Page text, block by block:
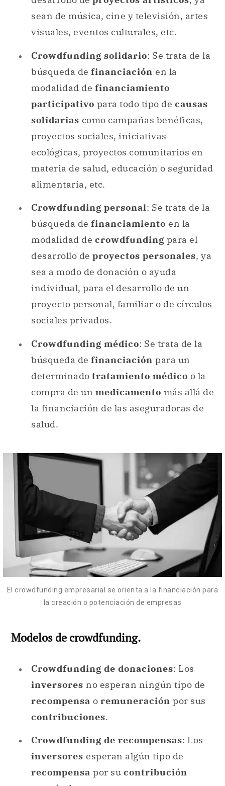
sean de música, cine y televisión, artes
visuales, eventos culturales, etc.
Crowdfunding solidario: Se trata de la
búsqueda de financiación en la
modalidad de financiamiento
participativo para todo tipo de causas
solidarias como campañas benéficas,
proyectos sociales, iniciativas
ecológicas, proyectos comunitarios en
materia de salud, educación o seguridad
alimentaria, etc.
Crowdfunding personal: Se trata de la
búsqueda de financiamiento en la
modalidad de crowdfunding para el
desarrollo de proyectos personales, ya
sea a modo de donación o ayuda
individual, para el desarrollo de un
proyecto personal, familiar o de círculos
sociales privados.
Crowdfunding médico: Se trata de la
búsqueda de financiación para un
determinado tratamiento médico o la
compra de un medicamento más allá de
la financiación de las aseguradoras de
salud.
El crowdfunding empresarial se orienta a la financiación para
la creación o potenciación de empresas
Modelos de crowdfunding.
Crowdfunding de donaciones: Los
inversores no esperan ningún tipo de
recompensa o remuneración por sus
contribuciones.
Crowdfunding de recompensas: Los
inversores esperan algún tipo de
recompensa por su contribución